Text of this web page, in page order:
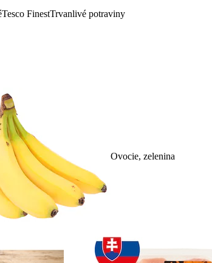
Tesco FinestTrvanlivé potraviny
Ovocie, zelenina